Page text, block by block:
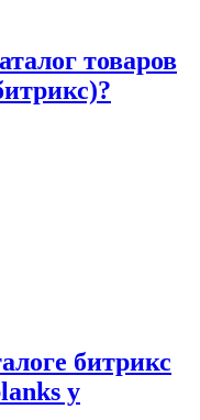
товаров
битрикс
у